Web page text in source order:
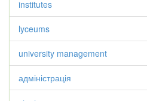
institutes
lyceums
university management
адміністрація